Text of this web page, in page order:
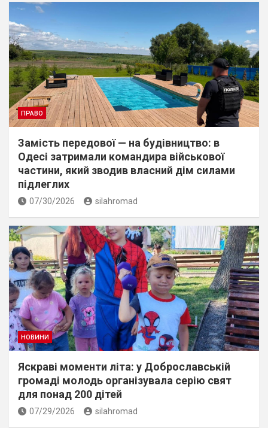
ПРАВО
Замість передової — на будівництво: в
Одесі затримали командира військової
частини, який зводив власний дім силами
підлеглих
07/30/2026 silahromad
НОВИНИ
Яскраві моменти літа: у Доброславській
громаді молодь організувала серію свят
для понад 200 дітей
07/29/2026 silahromad